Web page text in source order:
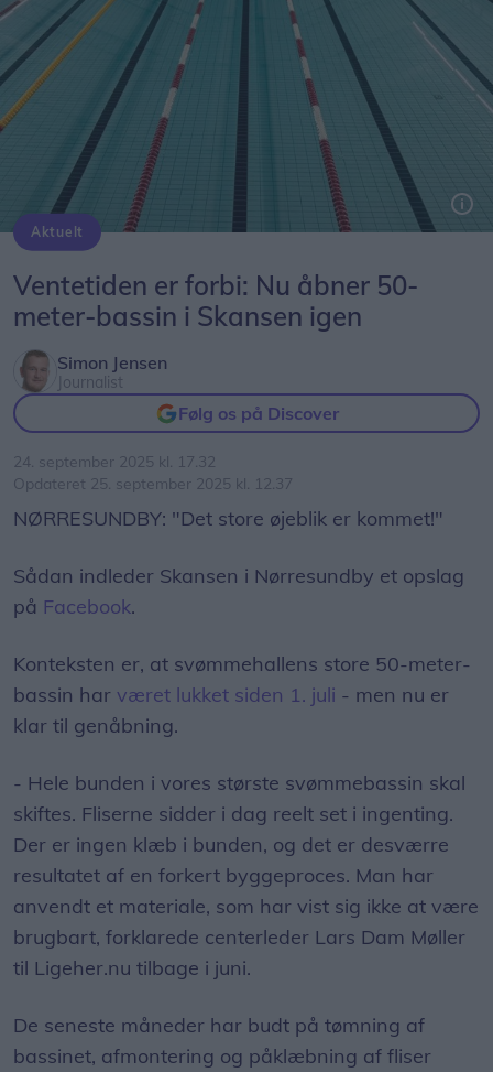
Aktuelt
Ventetiden er forbi: Nu åbner 50-
meter-bassin i Skansen igen
Simon Jensen
Journalist
Følg os på Discover
24. september 2025 kl. 17.32
Opdateret 25. september 2025 kl. 12.37
NØRRESUNDBY: "Det store øjeblik er kommet!"
Sådan indleder Skansen i Nørresundby et opslag
på Facebook.
Konteksten er, at svømmehallens store 50-meter-
bassin har været lukket siden 1. juli - men nu er
klar til genåbning.
- Hele bunden i vores største svømmebassin skal
skiftes. Fliserne sidder i dag reelt set i ingenting.
Der er ingen klæb i bunden, og det er desværre
resultatet af en forkert byggeproces. Man har
anvendt et materiale, som har vist sig ikke at være
brugbart, forklarede centerleder Lars Dam Møller
til Ligeher.nu tilbage i juni.
De seneste måneder har budt på tømning af
bassinet, afmontering og påklæbning af fliser